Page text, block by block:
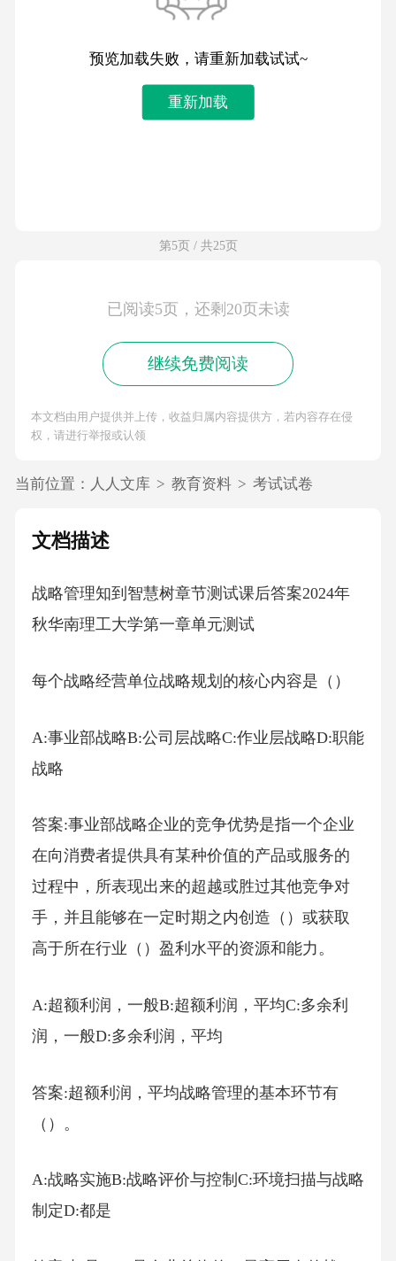
预览加载失败，请重新加载试试~
重新加载
第5页 / 共25页
已阅读5页，还剩20页未读
继续免费阅读
本文档由用户提供并上传，收益归属内容提供方，若内容存在侵
权，请进行举报或认领
当前位置： 人人文库 > 教育资料 > 考试试卷
文档描述
战略管理知到智慧树章节测试课后答案2024年
秋华南理工大学第一章单元测试
每个战略经营单位战略规划的核心内容是（）
A:事业部战略B:公司层战略C:作业层战略D:职能
战略
答案:事业部战略企业的竞争优势是指一个企业
在向消费者提供具有某种价值的产品或服务的
过程中，所表现出来的超越或胜过其他竞争对
手，并且能够在一定时期之内创造（）或获取
高于所在行业（）盈利水平的资源和能力。
A:超额利润，一般B:超额利润，平均C:多余利
润，一般D:多余利润，平均
答案:超额利润，平均战略管理的基本环节有
（）。
A:战略实施B:战略评价与控制C:环境扫描与战略
制定D:都是